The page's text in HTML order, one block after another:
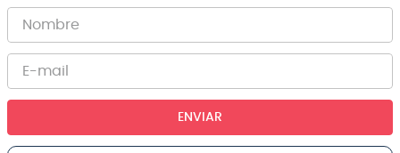
ENVIAR